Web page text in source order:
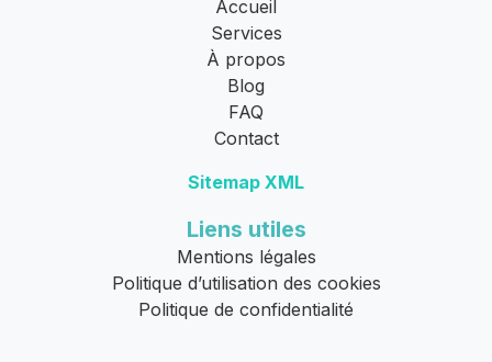
Accueil
Services
À propos
Blog
FAQ
Contact
Sitemap XML
Liens utiles
Mentions légales
Politique d’utilisation des cookies
Politique de confidentialité